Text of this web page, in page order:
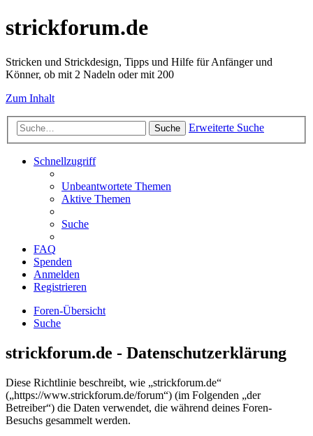
strickforum.de
Stricken und Strickdesign, Tipps und Hilfe für Anfänger und
Könner, ob mit 2 Nadeln oder mit 200
Zum Inhalt
Suche Erweiterte Suche
Schnellzugriff
Unbeantwortete Themen
Aktive Themen
Suche
FAQ
Spenden
Anmelden
Registrieren
Foren-Übersicht
Suche
strickforum.de - Datenschutzerklärung
Diese Richtlinie beschreibt, wie „strickforum.de“
(„https://www.strickforum.de/forum“) (im Folgenden „der
Betreiber“) die Daten verwendet, die während deines Foren-
Besuchs gesammelt werden.